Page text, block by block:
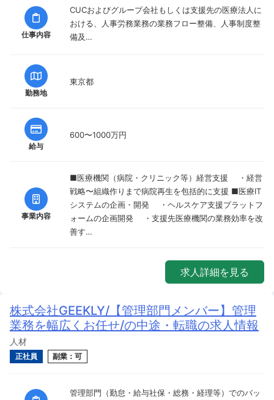
仕事内容
CUCおよびグループ会社もしくは支援先の医療法人に
おける、人事労務業務の業務フロー整備、人事制度整
備及…
勤務地
東京都
給与
600〜1000万円
事業内容
■医療機関（病院・クリニック等）経営支援 ・経営
戦略〜組織作りまで病院再生を包括的に支援 ■医療IT
システムの企画・開発 ・ヘルスケア支援プラットフ
ォームの企画開発 ・支援先医療機関の業務効率を改
善す…
求人詳細を見る
株式会社GEEKLY/【管理部門メンバー】管理
業務を幅広くお任せ/の中途・転職の求人情報
人材
正社員 副業：可
管理部門（勤怠・給与社保・総務・経理等）でのバッ